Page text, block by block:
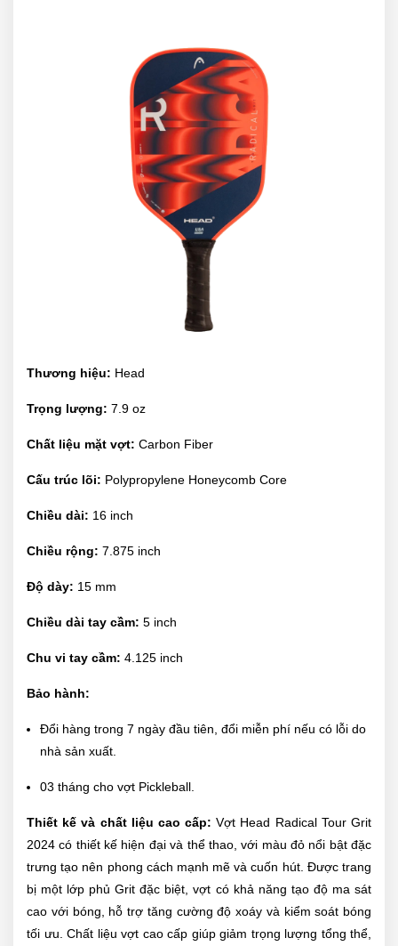
Thương hiệu: Head
Trọng lượng: 7.9 oz
Chất liệu mặt vợt: Carbon Fiber
Cấu trúc lõi: Polypropylene Honeycomb Core
Chiều dài: 16 inch
Chiều rộng: 7.875 inch
Độ dày: 15 mm
Chiều dài tay cầm: 5 inch
Chu vi tay cầm: 4.125 inch
Bảo hành:
Đổi hàng trong 7 ngày đầu tiên, đổi miễn phí nếu có lỗi do
nhà sản xuất.
03 tháng cho vợt Pickleball.
Thiết kế và chất liệu cao cấp:Vợt Head Radical Tour Grit
2024 có thiết kế hiện đại và thể thao, với màu đỏ nổi bật đặc
trưng tạo nên phong cách mạnh mẽ và cuốn hút. Được trang
bị một lớp phủ Grit đặc biệt, vợt có khả năng tạo độ ma sát
cao với bóng, hỗ trợ tăng cường độ xoáy và kiểm soát bóng
tối ưu. Chất liệu vợt cao cấp giúp giảm trọng lượng tổng thể,